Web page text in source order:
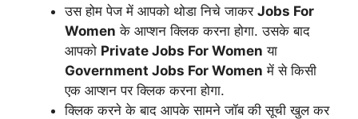
उस होम पेज में आपको थोडा निचे जाकर Jobs For
Women के आप्शन क्लिक करना होगा. उसके बाद
आपको Private Jobs For Women या
Government Jobs For Women में से किसी
एक आप्शन पर क्लिक करना होगा.
क्लिक करने के बाद आपके सामने जॉब की सूची खुल कर